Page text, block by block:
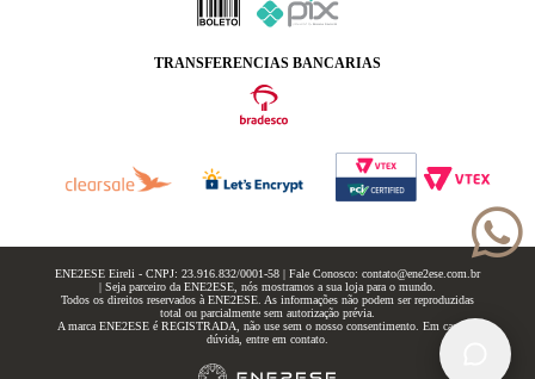
TRANSFERENCIAS BANCARIAS
ENE2ESE Eireli - CNPJ: 23.916.832/0001-58 | Fale Conosco: contato@ene2ese.com.br
| Seja parceiro da ENE2ESE, nós mostramos a sua loja para o mundo.
Todos os direitos reservados à ENE2ESE. As informações não podem ser reproduzidas
total ou parcialmente sem autorização prévia.
A marca ENE2ESE é REGISTRADA, não use sem o nosso consentimento. Em caso de
dúvida, entre em contato.